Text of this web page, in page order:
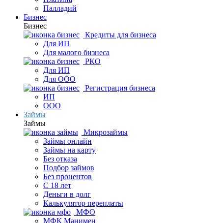
Палладий
Бизнес
Бизнес
Кредиты для бизнеса
Для ИП
Для малого бизнеса
РКО
Для ИП
Для ООО
Регистрация бизнеса
ИП
ООО
Займы
Займы
Микрозаймы
Займы онлайн
Займы на карту
Без отказа
Подбор займов
Без процентов
С 18 лет
Деньги в долг
Калькулятор переплаты
МФО
МФК Манимен